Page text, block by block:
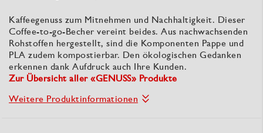
Kaffeegenuss zum Mitnehmen und Nachhaltigkeit. Dieser
Coffee-to-go-Becher vereint beides. Aus nachwachsenden
Rohstoffen hergestellt, sind die Komponenten Pappe und
PLA zudem kompostierbar. Den ökologischen Gedanken
erkennen dank Aufdruck auch Ihre Kunden.
Zur Übersicht aller «GENUSS» Produkte
Weitere Produktinformationen